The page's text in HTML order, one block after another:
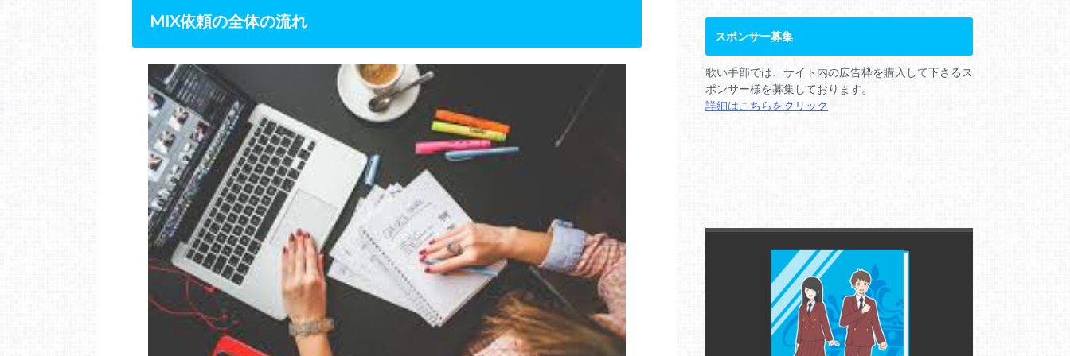
MIX依頼の全体の流れ
スポンサー募集
歌い手部では、サイト内の広告枠を購入して下さるス
ポンサー様を募集しております。
詳細はこちらをクリック